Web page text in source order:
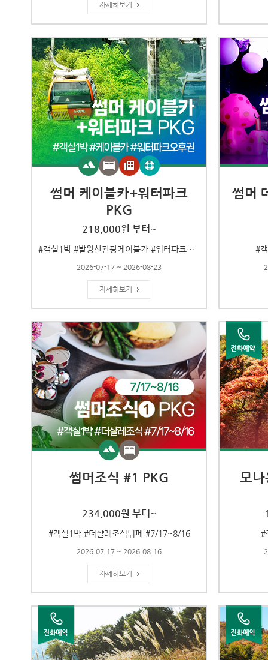
자세히보기
썸머 케이블카+워터파크
PKG
218,000원 부터~
#객실1박 #발왕산관광케이블카 #워터파크오후권
2026-07-17 ~ 2026-08-23
자세히보기
썸머
#
썸머조식 #1 PKG
234,000원 부터~
#객실1박 #더샬레조식뷔페 #7/17~8/16
2026-07-17 ~ 2026-08-16
자세히보기
모
#